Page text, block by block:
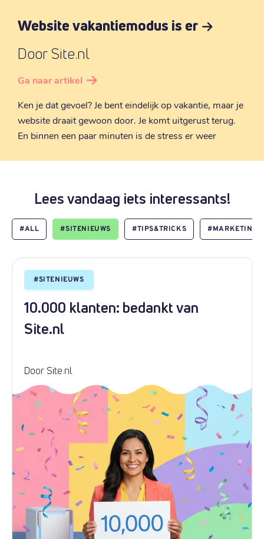
Website vakantiemodus is er
Door Site.nl
Ga naar artikel
Ken je dat gevoel? Je bent eindelijk op vakantie, maar je
website draait gewoon door. Je komt uitgerust terug.
En binnen een paar minuten is de stress er weer
Lees vandaag iets interessants!
#ALL #SITENIEUWS #TIPS&TRICKS #MARKETING
#SITENIEUWS
10.000 klanten: bedankt van
Site.nl
Door Site.nl